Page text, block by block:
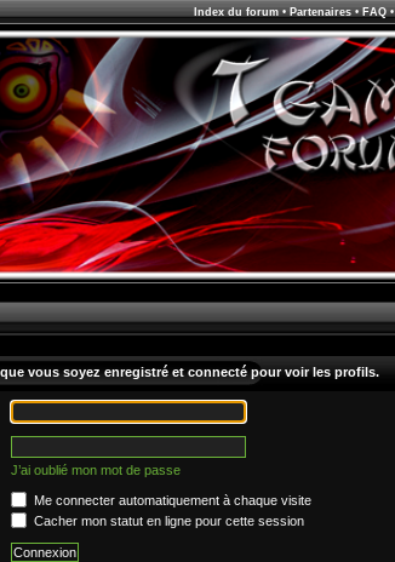
Index du forum• Partenaires• FAQ•
vous soyez enregistré et connecté pour voir les profils.
J’ai oublié mon mot de passe
Me connecter automatiquement à chaque visite
Cacher mon statut en ligne pour cette session